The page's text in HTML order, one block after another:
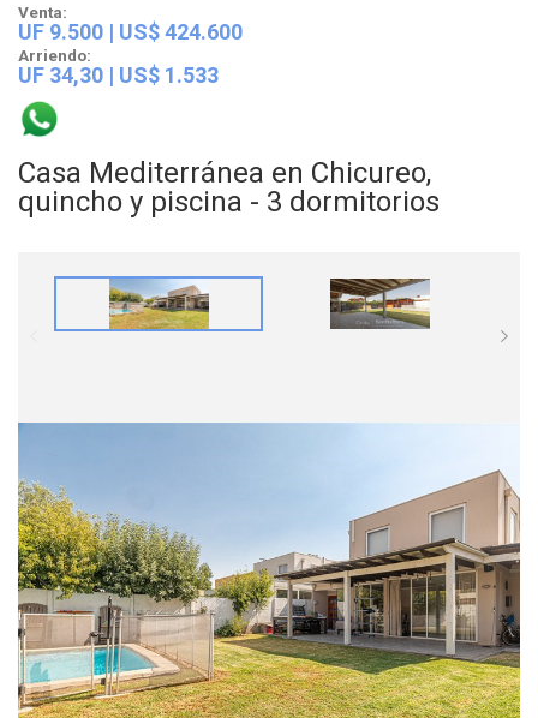
Venta:
UF 9.500 | US$ 424.600
Arriendo:
UF 34,30 | US$ 1.533
Casa Mediterránea en Chicureo,
quincho y piscina - 3 dormitorios